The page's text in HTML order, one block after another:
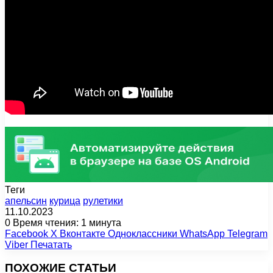
Теги
апельсин курица рулетики
11.10.2023
0 Время чтения: 1 минута
Facebook X Вконтакте Одноклассники WhatsApp Telegram
Viber Печатать
ПОХОЖИЕ СТАТЬИ